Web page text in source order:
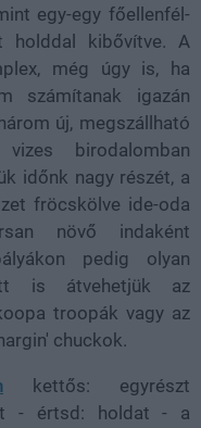
egy-egy főellenfél-
holddal kibővítve. A
még úgy is, ha
számítanak igazán
új, megszállható
birodalomban
időnk nagy részét, a
fröcskölve ide-oda
növő indaként
pedig olyan
is átvehetjük az
troopák vagy az
chuckok.
kettős: egyrészt
- értsd: holdat - a